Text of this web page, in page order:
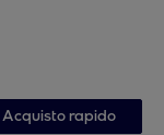
Acquisto rapido